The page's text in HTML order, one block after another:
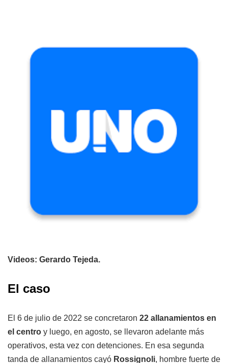
Videos: Gerardo Tejeda.
El caso
El 6 de julio de 2022 se concretaron 22 allanamientos en
el centro y luego, en agosto, se llevaron adelante más
operativos, esta vez con detenciones. En esa segunda
tanda de allanamientos cayó Rossignoli, hombre fuerte de